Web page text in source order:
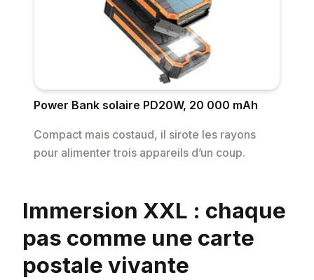
Power Bank solaire PD20W, 20 000 mAh
Compact mais costaud, il sirote les rayons
pour alimenter trois appareils d’un coup.
Immersion XXL : chaque
pas comme une carte
postale vivante